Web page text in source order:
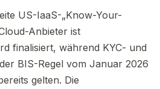
US-IaaS-„Know-Your-
Anbieter ist
finalisiert, während KYC- und
BIS-Regel vom Januar 2026
gelten. Die